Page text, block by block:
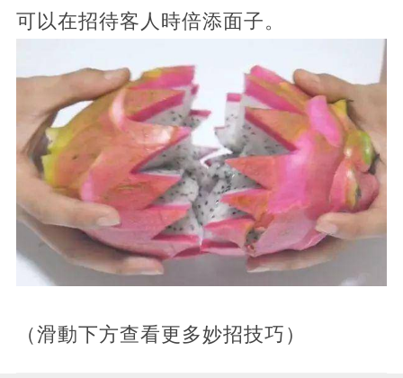
可以在招待客人時倍添面子。
（滑動下方查看更多妙招技巧）